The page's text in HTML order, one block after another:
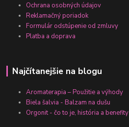
Ochrana osobných údajov
Reklamačný poriadok
Formulár odstúpenie od zmluvy
Platba a doprava
Najčítanejšie na blogu
Aromaterapia – Použitie a výhody
Biela šalvia - Balzam na dušu
Orgonit - čo to je, história a benefity